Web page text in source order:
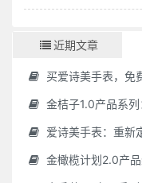
近期文章
买爱诗美手表，免费赠
金桔子1.0产品系列：家医AI
爱诗美手表：重新
金橄榄计划2.0产品组合系列：健康分